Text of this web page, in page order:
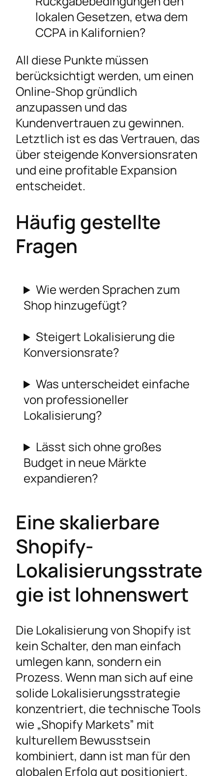
lokalen Gesetzen, etwa dem
CCPA in Kalifornien?
All diese Punkte müssen
berücksichtigt werden, um einen
Online-Shop gründlich
anzupassen und das
Kundenvertrauen zu gewinnen.
Letztlich ist es das Vertrauen, das
über steigende Konversionsraten
und eine profitable Expansion
entscheidet.
Häufig gestellte
Fragen
Wie werden Sprachen zum
Shop hinzugefügt?
Steigert Lokalisierung die
Konversionsrate?
Was unterscheidet einfache
von professioneller
Lokalisierung?
Lässt sich ohne großes
Budget in neue Märkte
expandieren?
Eine skalierbare
Shopify-
Lokalisierungsstrate
gie ist lohnenswert
Die Lokalisierung von Shopify ist
kein Schalter, den man einfach
umlegen kann, sondern ein
Prozess. Wenn man sich auf eine
solide Lokalisierungsstrategie
konzentriert, die technische Tools
wie „Shopify Markets” mit
kulturellem Bewusstsein
kombiniert, dann ist man für den
globalen Erfolg gut positioniert.